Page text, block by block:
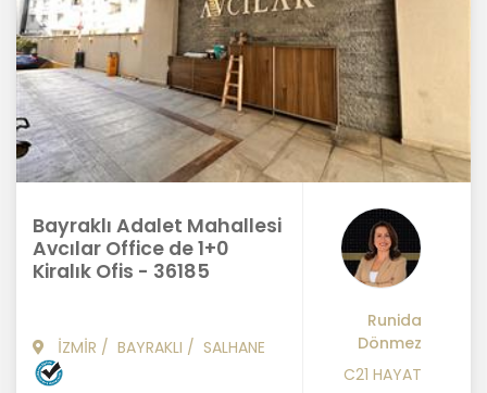
Bayraklı Adalet Mahallesi
Avcılar Office de 1+0
Kiralık Ofis - 36185
İZMİR / BAYRAKLI / SALHANE
Runida
Dönmez
C21 HAYAT